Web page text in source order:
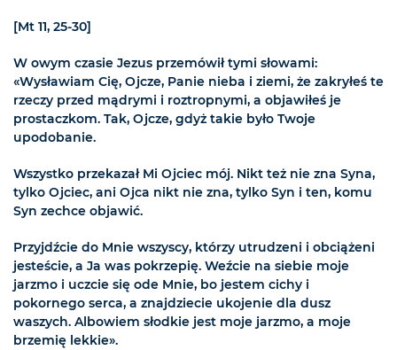
[Mt 11, 25-30]
W owym czasie Jezus przemówił tymi słowami:
«Wysławiam Cię, Ojcze, Panie nieba i ziemi, że zakryłeś te
rzeczy przed mądrymi i roztropnymi, a objawiłeś je
prostaczkom. Tak, Ojcze, gdyż takie było Twoje
upodobanie.
Wszystko przekazał Mi Ojciec mój. Nikt też nie zna Syna,
tylko Ojciec, ani Ojca nikt nie zna, tylko Syn i ten, komu
Syn zechce objawić.
Przyjdźcie do Mnie wszyscy, którzy utrudzeni i obciążeni
jesteście, a Ja was pokrzepię. Weźcie na siebie moje
jarzmo i uczcie się ode Mnie, bo jestem cichy i
pokornego serca, a znajdziecie ukojenie dla dusz
waszych. Albowiem słodkie jest moje jarzmo, a moje
brzemię lekkie».